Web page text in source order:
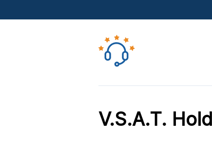
V.S.A.T.